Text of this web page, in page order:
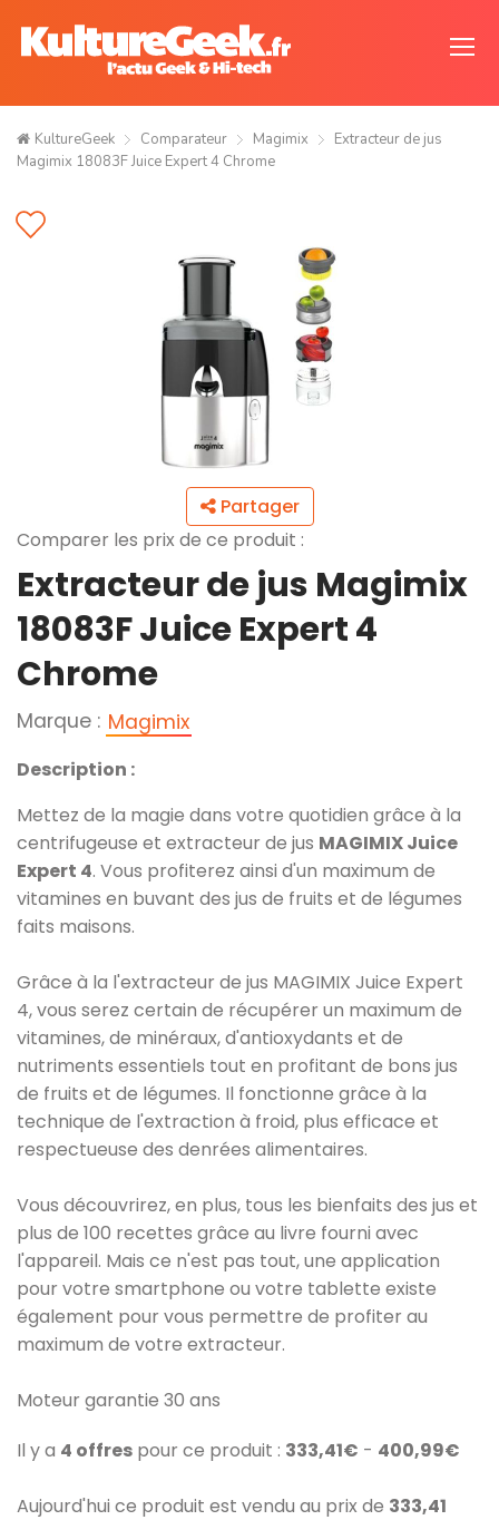
KultureGeek Comparateur Magimix
Extracteur de jus
Magimix 18083F Juice Expert 4 Chrome
Partager
Comparer les prix de ce produit :
Extracteur de jus Magimix
18083F Juice Expert 4
Chrome
Marque : Magimix
Description :
Mettez de la magie dans votre quotidien grâce à la
centrifugeuse et extracteur de jus MAGIMIX Juice
Expert 4. Vous profiterez ainsi d'un maximum de
vitamines en buvant des jus de fruits et de légumes
faits maisons.
Grâce à la l'extracteur de jus MAGIMIX Juice Expert
4, vous serez certain de récupérer un maximum de
vitamines, de minéraux, d'antioxydants et de
nutriments essentiels tout en profitant de bons jus
de fruits et de légumes. Il fonctionne grâce à la
technique de l'extraction à froid, plus efficace et
respectueuse des denrées alimentaires.
Vous découvrirez, en plus, tous les bienfaits des jus et
plus de 100 recettes grâce au livre fourni avec
l'appareil. Mais ce n'est pas tout, une application
pour votre smartphone ou votre tablette existe
également pour vous permettre de profiter au
maximum de votre extracteur.
Moteur garantie 30 ans
Il y a 4 offres pour ce produit : 333,41€ - 400,99€
Aujourd'hui ce produit est vendu au prix de 333,41